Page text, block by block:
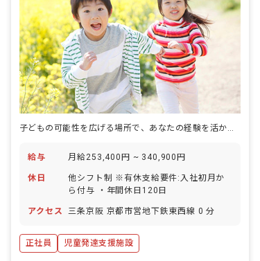
給与 月給253,400円 ~ 340,900円
休日
他シフト制 ※有休支給要件:入社初月か
ら付与 ・年間休日120日
アクセス 三条京阪 京都市営地下鉄東西線 0 分
正社員 児童発達支援施設